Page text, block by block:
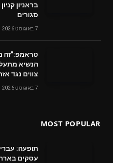
בראניון
סגורים
7 באוגוסט 2026
טראמפ:"זה
הנשיא
צווים נגד
7 באוגוסט 2026
MOST POPULAR
תופעה:
עסקים